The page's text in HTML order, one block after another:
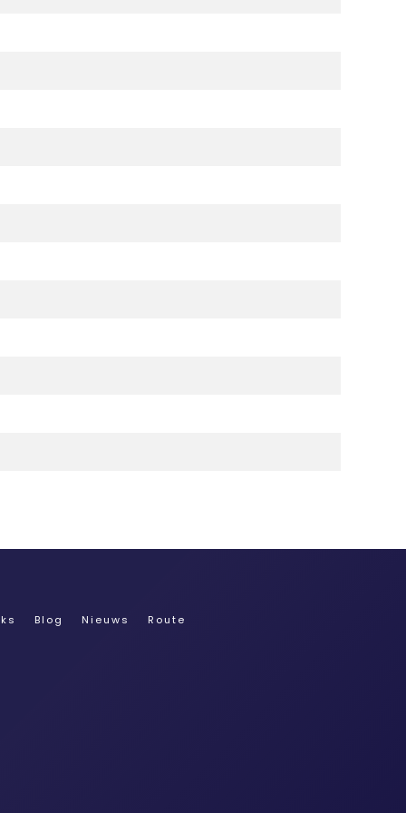
Blog Nieuws Route